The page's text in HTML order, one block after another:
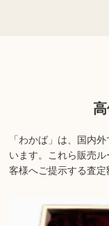
す。詳しくは店舗
「わかば」は、国内
います。 これら販売
客様へご提示する査定